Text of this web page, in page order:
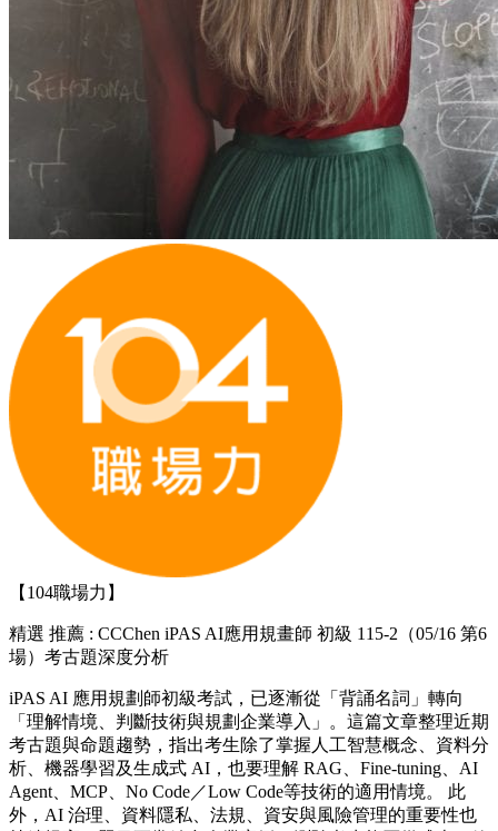
【104職場力】
精選 推薦 : CCChen iPAS AI應用規畫師 初級 115-2（05/16 第6
場）考古題深度分析
iPAS AI 應用規劃師初級考試，已逐漸從「背誦名詞」轉向
「理解情境、判斷技術與規劃企業導入」。這篇文章整理近期
考古題與命題趨勢，指出考生除了掌握人工智慧概念、資料分
析、機器學習及生成式 AI，也要理解 RAG、Fine-tuning、AI
Agent、MCP、No Code／Low Code等技術的適用情境。 此
外，AI 治理、資料隱私、法規、資安與風險管理的重要性也